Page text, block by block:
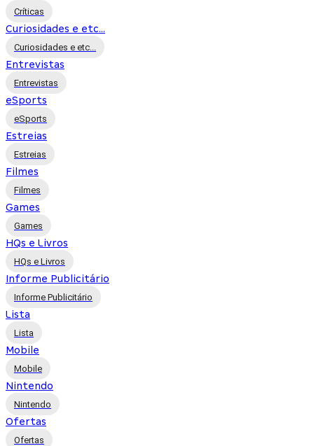
Críticas
Curiosidades e etc...
Curiosidades e etc...
Entrevistas
Entrevistas
eSports
eSports
Estreias
Estreias
Filmes
Filmes
Games
Games
HQs e Livros
HQs e Livros
Informe Publicitário
Informe Publicitário
Lista
Lista
Mobile
Mobile
Nintendo
Nintendo
Ofertas
Ofertas